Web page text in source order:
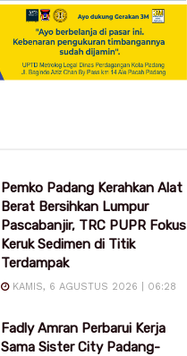
Pemko Padang Kerahkan Alat
Berat Bersihkan Lumpur
Pascabanjir, TRC PUPR Fokus
Keruk Sedimen di Titik
Terdampak
KAMIS, 6 AGUSTUS 2026 | 06:28
Fadly Amran Perbarui Kerja
Sama Sister City Padang-